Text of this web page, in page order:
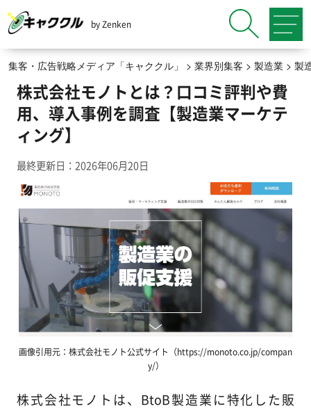
by Zenken
集客・広告戦略メディア「キャククル」 > 業界別集客 > 製造業> 製
株式会社モノトとは？口コミ評判や費
用、導入事例を調査【製造業マーケテ
ィング】
最終更新日：2026年06月20日
画像引用元：株式会社モノト公式サイト（https://monoto.co.jp/compan
y/）
株式会社モノトは、BtoB製造業に特化した販